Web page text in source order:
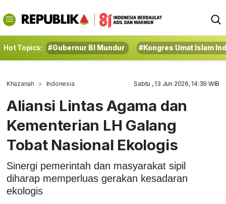
Hot Topics: #Gubernur BI Mundur #Kongres Umat Islam
Khazanah Indonesia Sabtu , 13 Jun 2026, 14:39 WIB
Aliansi Lintas Agama dan
Kementerian LH Galang
Tobat Nasional Ekologis
Sinergi pemerintah dan masyarakat sipil
diharap memperluas gerakan kesadaran
ekologis